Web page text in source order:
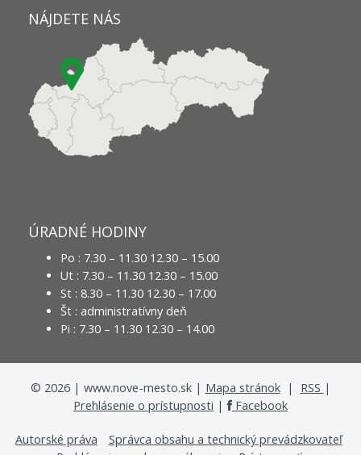
NÁJDETE NÁS
ÚRADNÉ HODINY
Po : 7.30 – 11.30 12.30 – 15.00
Ut : 7.30 – 11.30 12.30 – 15.00
St : 8.30 – 11.30 12.30 – 17.00
Št : administratívny deň
Pi : 7.30 – 11.30 12.30 – 14.00
© 2026| www.nove-mesto.sk | Mapa stránok| RSS |
Prehlásenie o prístupnosti | Facebook
Autorské práva
Správca obsahu a technický prevádzkovateľ